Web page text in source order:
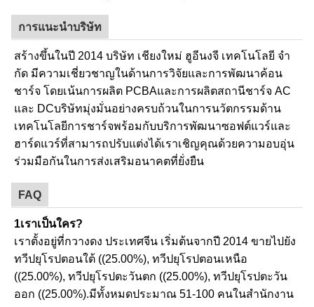
การแนะนําบริษัท
สร้างขึ้นในปี 2014 บริษัท เชียงใหม่ ฮูอีนงจี เทคโนโลยี จํา
กัด มีความเชี่ยวชาญในด้านการวิจัยและการพัฒนาค้อน
ชาร์จ โดยเน้นการผลิต PCBAและการผลิตสถานีชาร์จ AC
และ DCบริษัทมุ่งมั่นอย่างครบถ้วนในการนวัตกรรมด้าน
เทคโนโลยีการชาร์จพร้อมกับบริการพัฒนาซอฟต์แวร์และ
ฮาร์ดแวร์ที่สามารถปรับแต่งได้เราเชิญคุณด้วยความอบอุ่น
ร่วมมือกันในการส่งเสริมอนาคตที่ยั่งยืน
FAQ
1เราเป็นใคร?
เราตั้งอยู่ที่กวางดง ประเทศจีน เริ่มต้นจากปี 2014 ขายไปยัง
ทวีปยุโรปตอนใต้ ((25.00%), ทวีปยุโรปตอนเหนือ
((25.00%), ทวีปยุโรปตะวันตก ((25.00%), ทวีปยุโรปตะวัน
ออก ((25.00%).มีทั้งหมดประมาณ 51-100 คนในสํานักงาน